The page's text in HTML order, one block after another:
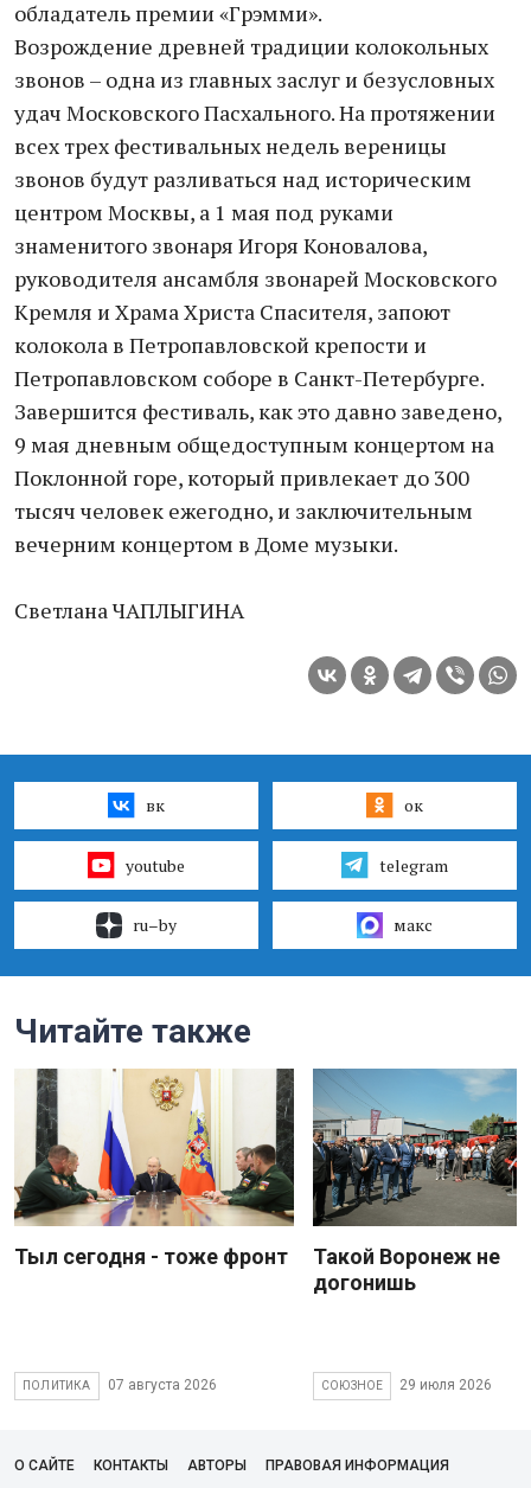
обладатель премии «Грэмми».
Возрождение древней традиции колокольных
звонов – одна из главных заслуг и безусловных
удач Московского Пасхального. На протяжении
всех трех фестивальных недель вереницы
звонов будут разливаться над историческим
центром Москвы, а 1 мая под руками
знаменитого звонаря Игоря Коновалова,
руководителя ансамбля звонарей Московского
Кремля и Храма Христа Спасителя, запоют
колокола в Петропавловской крепости и
Петропавловском соборе в Санкт-Петербурге.
Завершится фестиваль, как это давно заведено,
9 мая дневным общедоступным концертом на
Поклонной горе, который привлекает до 300
тысяч человек ежегодно, и заключительным
вечерним концертом в Доме музыки.
Светлана ЧАПЛЫГИНА
вк ок
youtube telegram
ru–by макс
Читайте также
Тыл сегодня - тоже фронт
ПОЛИТИКА 07 августа 2026
Такой Воронеж не
догонишь
СОЮЗНОЕ 29 июля 2026
О САЙТЕ КОНТАКТЫ АВТОРЫ ПРАВОВАЯ ИНФОРМАЦИЯ